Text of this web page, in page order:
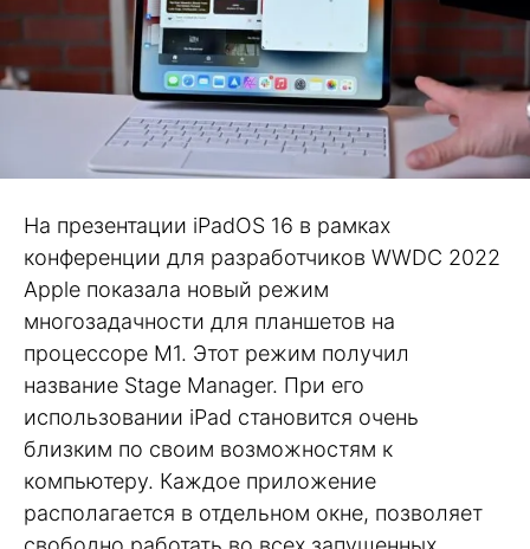
На презентации iPadOS 16 в рамках
конференции для разработчиков WWDC 2022
Apple показала новый режим
многозадачности для планшетов на
процессоре M1. Этот режим получил
название Stage Manager. При его
использовании iPad становится очень
близким по своим возможностям к
компьютеру. Каждое приложение
располагается в отдельном окне, позволяет